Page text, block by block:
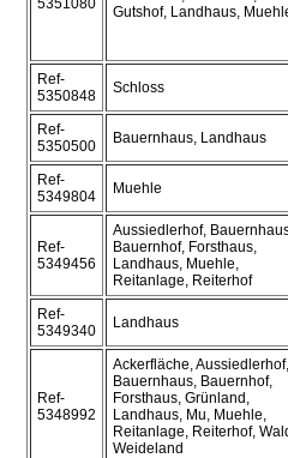
5351080
Gutshof, Landhaus,
Ref-
5350848
Schloss
Ref-
5350500
Bauernhaus, Landhaus
Ref-
5349804
Muehle
Ref-
5349456
Aussiedlerhof,
Bauernhof, Forsthaus,
Landhaus, Muehle,
Reitanlage, Reiterhof
Ref-
5349340
Landhaus
Ref-
5348992
Ackerfläche, Aussiedlerhof,
Bauernhaus, Bauernhof,
Forsthaus, Grünland,
Landhaus, Mu, Muehle,
Reitanlage, Reiterhof,
Weideland